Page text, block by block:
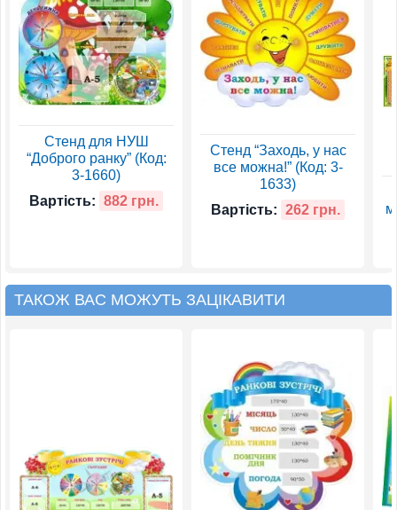
Стенд для НУШ
“Доброго ранку” (Код:
3-1660)
Вартість: 882 грн.
Стенд “Заходь, у нас
все можна!” (Код: 3-
1633)
Вартість: 262 грн.
ТАКОЖ ВАС МОЖУТЬ ЗАЦІКАВИТИ